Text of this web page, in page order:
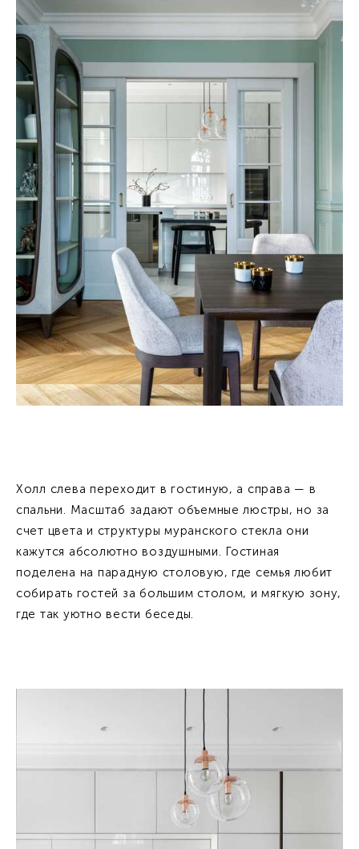
Холл слева переходит в гостиную, а справа — в
спальни. Масштаб задают объемные люстры, но за
счет цвета и структуры муранского стекла они
кажутся абсолютно воздушными. Гостиная
поделена на парадную столовую, где семья любит
собирать гостей за большим столом, и мягкую зону,
где так уютно вести беседы.